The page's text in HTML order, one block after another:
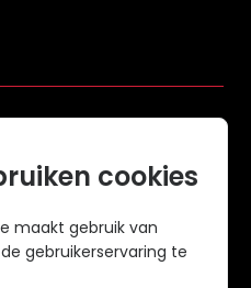
cookies
maakt gebruik van
gebruikerservaring te